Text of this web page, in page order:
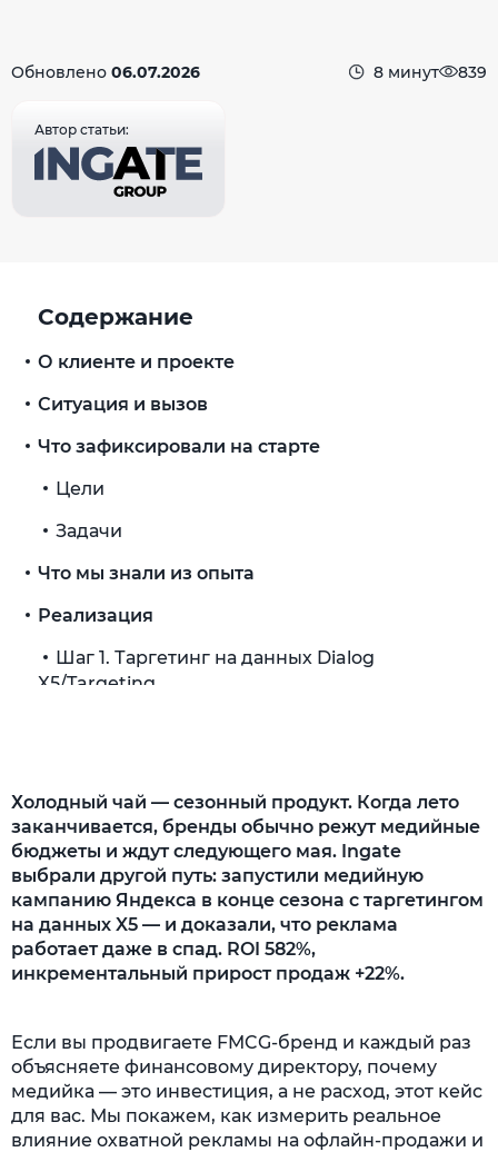
Обновлено 06.07.2026 8 минут 839
Автор статьи:
Холодный чай — сезонный продукт. Когда лето
заканчивается, бренды обычно режут медийные
бюджеты и ждут следующего мая. Ingate
выбрали другой путь: запустили медийную
кампанию Яндекса в конце сезона с таргетингом
на данных X5 — и доказали, что реклама
работает даже в спад. ROI 582%,
инкрементальный прирост продаж +22%.
Если вы продвигаете FMCG-бренд и каждый раз
объясняете финансовому директору, почему
медийка — это инвестиция, а не расход, этот кейс
для вас. Мы покажем, как измерить реальное
влияние охватной рекламы на офлайн-продажи и
Содержание
О клиенте и проекте
Ситуация и вызов
Что зафиксировали на старте
Цели
Задачи
Что мы знали из опыта
Реализация
Шаг 1. Таргетинг на данных Dialog
X5/Targeting
Сложности
Результаты: обещали доказать эффект —
доказали
Выводы
Хотите измерить ROI вашей медийки?